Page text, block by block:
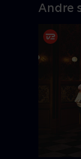
Andre